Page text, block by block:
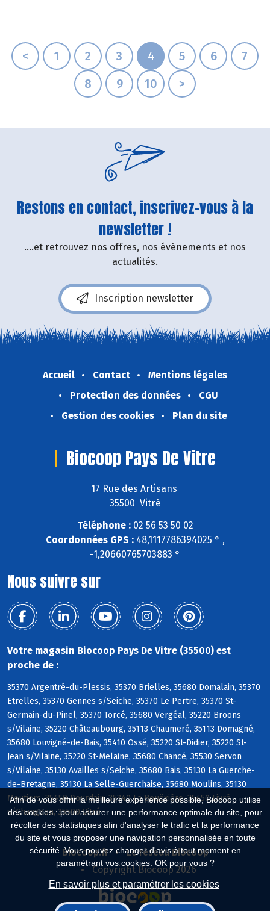
Afin de vous offrir la meilleure expérience possible, Biocoop utilise
des cookies : pour assurer une performance optimale du site, pour
récolter des statistiques afin d'analyser le trafic et la performance
du site et vous proposer une navigation personnalisée en toute
sécurité. Vous pouvez changer d'avis à tout moment en
paramétrant vos cookies. OK pour vous ?
En savoir plus et paramétrer les cookies
< 1 2 3 4 5 6
7
8
9 10 >
Restons en contact, inscrivez-vous à la
newsletter !
....et retrouvez nos offres, nos événements et nos
actualités.
Inscription newsletter
Accueil Contact
Mentions légales
Protection des données
CGU
Gestion des cookies
Plan du site
Biocoop Pays De Vitre
17 Rue des Artisans
35500 Vitré
Téléphone :02 56 53 50 02
Coordonnées GPS :48,1117786394025 ° ,
-1,20660765703883 °
Nous suivre sur
Votre magasin Biocoop Pays De Vitre (35500) est
proche de :
35370 Argentré-du-Plessis, 35370 Brielles, 35680 Domalain, 35370
Etrelles, 35370 Gennes s/Seiche, 35370 Le Pertre, 35370 St-
Germain-du-Pinel, 35370 Torcé, 35680 Vergéal, 35220 Broons
s/Vilaine, 35220 Châteaubourg, 35113 Chaumeré, 35113 Domagné,
35680 Louvigné-de-Bais, 35410 Ossé, 35220 St-Didier, 35220 St-
Jean s/Vilaine, 35220 St-Melaine, 35680 Chancé, 35530 Servon
s/Vilaine, 35130 Availles s/Seiche, 35680 Bais, 35130 La Guerche-
de-Bretagne, 35130 La Selle-Guerchaise, 35680 Moulins, 35130
Moutiers, 35450 Dourdain, 35340 La Bouëxière, 35450 Livré
s/Changeon, 35500 Vitré
Biocoop.fr
Le réseau Biocoop
Copyright Biocoop 2026